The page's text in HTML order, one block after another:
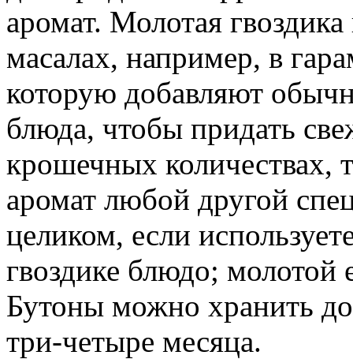
аромат. Молотая
масалах, например, в
которую добавляют
блюда, чтобы придать
крошечных количествах,
аромат любой другой
целиком, если
гвоздике блюдо; молотой
Бутоны можно хранить
три-четыре месяца.